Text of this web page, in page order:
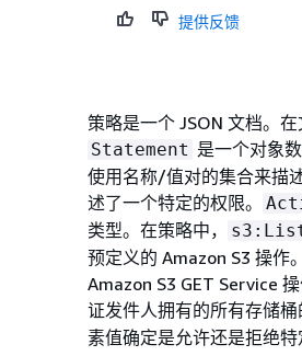
提供反馈
策略是一个 JSON 文档。在
Statement 是一个对象
使用名称/值对的集合来描
述了一个特定的权限。
类型。在策略中，
预定义的 Amazon S3 操作
Amazon S3 GET Service
证发件人拥有的所有存储桶
素值确定是允许还是拒绝特